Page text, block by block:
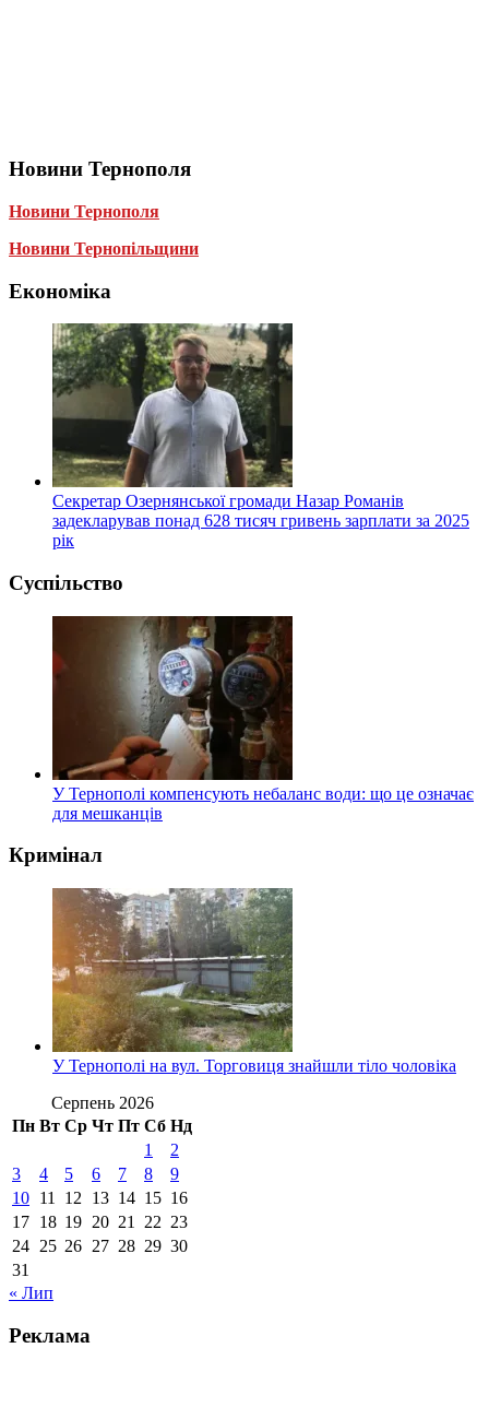
Новини Тернополя
Новини Тернополя
Новини Тернопільщини
Економіка
Секретар Озернянської громади Назар Романів
задекларував понад 628 тисяч гривень зарплати за 2025
рік
Суспільство
У Тернополі компенсують небаланс води: що це означає
для мешканців
Кримінал
У Тернополі на вул. Торговиця знайшли тіло чоловіка
Серпень 2026
Пн Вт Ср Чт Пт Сб Нд
1
2
3
4 5 6 7 8
9
10 11 12 13 14 15 16
17 18 19 20 21 22 23
24 25 26 27 28 29 30
31
« Лип
Реклама